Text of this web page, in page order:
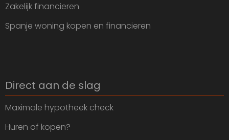
Zakelijk financieren
Spanje woning kopen en financieren
Direct aan de slag
Maximale hypotheek check
Huren of kopen?